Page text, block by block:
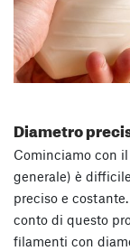
Diametro
Cominciamo con
generale) è
preciso e
conto di questo
filamenti con